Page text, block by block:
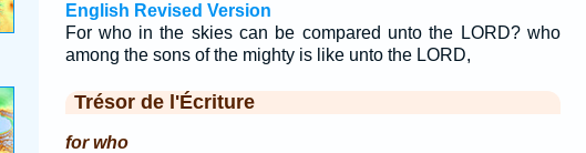
English Revised Version
For who in the skies can be compared unto the LORD? who
among the sons of the mighty is like unto the LORD,
Trésor de l'Écriture
for who